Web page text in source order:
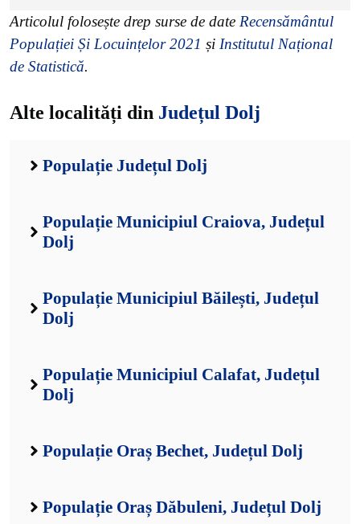
Articolul folosește drep surse de date Recensământul
Populației Și Locuințelor 2021 și Institutul Național
de Statistică.
Alte localități din Județul Dolj
Populație Județul Dolj
Populație Municipiul Craiova, Județul
Dolj
Populație Municipiul Băilești, Județul
Dolj
Populație Municipiul Calafat, Județul
Dolj
Populație Oraș Bechet, Județul Dolj
Populație Oraș Dăbuleni, Județul Dolj